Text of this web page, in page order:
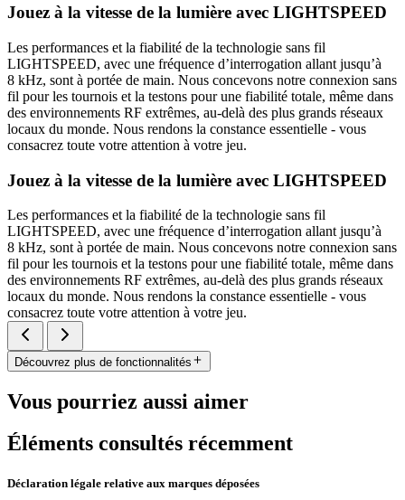
Jouez à la vitesse de la lumière avec LIGHTSPEED
Les performances et la fiabilité de la technologie sans fil
LIGHTSPEED, avec une fréquence d’interrogation allant jusqu’à
8 kHz, sont à portée de main. Nous concevons notre connexion sans
fil pour les tournois et la testons pour une fiabilité totale, même dans
des environnements RF extrêmes, au-delà des plus grands réseaux
locaux du monde. Nous rendons la constance essentielle - vous
consacrez toute votre attention à votre jeu.
Jouez à la vitesse de la lumière avec LIGHTSPEED
Les performances et la fiabilité de la technologie sans fil
LIGHTSPEED, avec une fréquence d’interrogation allant jusqu’à
8 kHz, sont à portée de main. Nous concevons notre connexion sans
fil pour les tournois et la testons pour une fiabilité totale, même dans
des environnements RF extrêmes, au-delà des plus grands réseaux
locaux du monde. Nous rendons la constance essentielle - vous
consacrez toute votre attention à votre jeu.
Découvrez plus de fonctionnalités
Vous pourriez aussi aimer
Éléments consultés récemment
Déclaration légale relative aux marques déposées